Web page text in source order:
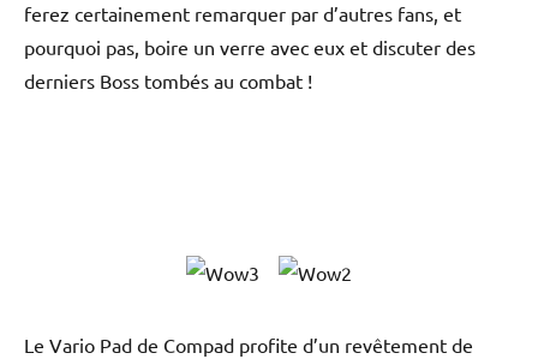
ferez certainement remarquer par d’autres fans, et
pourquoi pas, boire un verre avec eux et discuter des
derniers Boss tombés au combat !
Le Vario Pad de Compad profite d’un revêtement de